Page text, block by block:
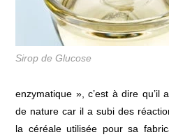
Sirop de Glucose
enzymatique », c’est à dire qu’il
de nature car il a subi des
la céréale utilisée pour sa